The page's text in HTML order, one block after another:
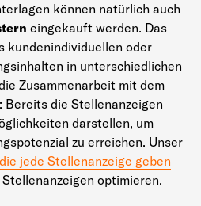
können natürlich auch
eingekauft werden. Das
kundenindividuellen oder
in unterschiedlichen
Zusammenarbeit mit dem
die Stellenanzeigen
darstellen, um
zu erreichen. Unser
jede Stellenanzeige geben
optimieren.